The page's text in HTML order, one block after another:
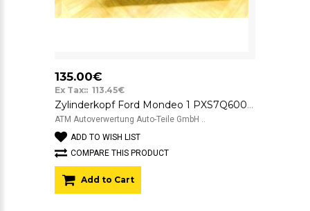
135.00€
Ex Tax:: 113.45€
Zylinderkopf Ford Mondeo 1 PXS7Q6007DA Endura DE
ATM Autoverwertung Auto-Teile GmbH ..
ADD TO WISH LIST
COMPARE THIS PRODUCT
Add to Cart